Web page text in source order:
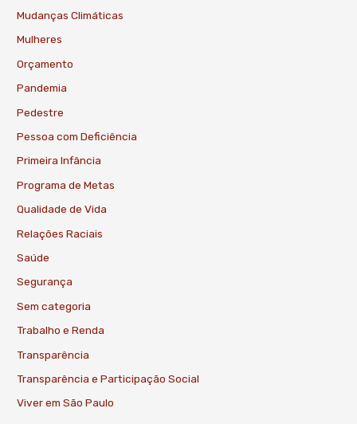
Mudanças Climáticas
Mulheres
Orçamento
Pandemia
Pedestre
Pessoa com Deficiência
Primeira Infância
Programa de Metas
Qualidade de Vida
Relações Raciais
Saúde
Segurança
Sem categoria
Trabalho e Renda
Transparência
Transparência e Participação Social
Viver em São Paulo